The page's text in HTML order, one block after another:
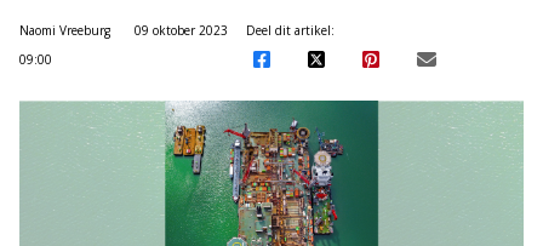
Naomi Vreeburg
09 oktober 2023
09:00
Deel dit artikel: